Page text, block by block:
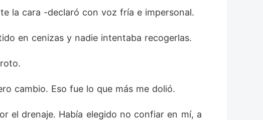
la cara -declaró con voz fría e impersonal.
en cenizas y nadie intentaba recogerlas.
cambio. Eso fue lo que más me dolió.
el drenaje. Había elegido no confiar en mí, a